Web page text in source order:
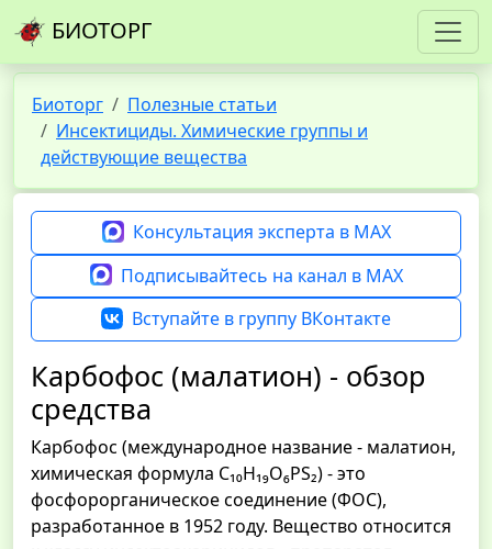
БИОТОРГ
Биоторг
Полезные статьи
Инсектициды. Химические группы и
действующие вещества
Консультация эксперта в MAX
Подписывайтесь на канал в MAX
Вступайте в группу ВКонтакте
Карбофос (малатион) - обзор
средства
Карбофос (международное название - малатион,
химическая формула C₁₀H₁₉O₆PS₂) - это
фосфорорганическое соединение (ФОС),
разработанное в 1952 году. Вещество относится